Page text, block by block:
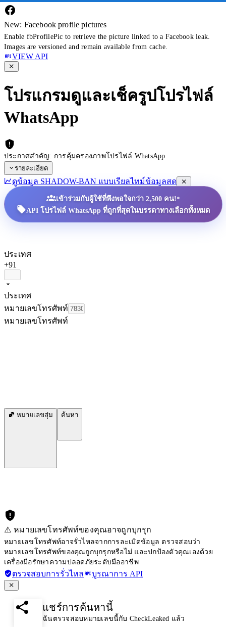
New: Facebook profile pictures
Enable fbProfilePic to retrieve the picture linked to a Facebook leak.
Images are versioned and remain available from cache.
VIEW API
โปรแกรมดูและเช็ครูปโปรไฟล์
WhatsApp
ประกาศสำคัญ: การคุ้มครองภาพโปรไฟล์ WhatsApp
รายละเอียด
ดูข้อมูล SHADOW-BAN แบบเรียลไทม์ข้อมูลสด
เข้าร่วมกับผู้ใช้ที่พึงพอใจกว่า 2,500 คน!•
API โปรไฟล์ WhatsApp ที่ถูกที่สุดในบรรดาทางเลือกทั้งหมด
ประเทศ
+91
ประเทศ
หมายเลขโทรศัพท์
หมายเลขโทรศัพท์
หมายเลขสุ่ม ค้นหา
⚠️ หมายเลขโทรศัพท์ของคุณอาจถูกบุกรุก
หมายเลขโทรศัพท์อาจรั่วไหลจากการละเมิดข้อมูล ตรวจสอบว่า
หมายเลขโทรศัพท์ของคุณถูกบุกรุกหรือไม่ และปกป้องตัวคุณเองด้วย
เครื่องมือรักษาความปลอดภัยระดับมืออาชีพ
ตรวจสอบการรั่วไหล บูรณาการ API
แชร์การค้นหานี้
ฉันตรวจสอบหมายเลขนี้กับ CheckLeaked แล้ว